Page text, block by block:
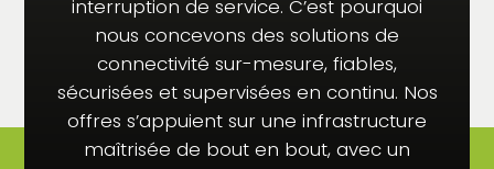
interruption de service. C’est pourquoi
nous concevons des solutions de
connectivité sur-mesure, fiables,
sécurisées et supervisées en continu. Nos
offres s’appuient sur une infrastructure
maîtrisée de bout en bout, avec un